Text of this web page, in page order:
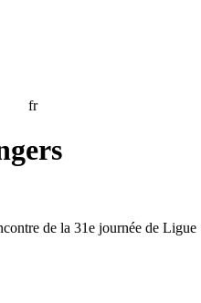
fr
de la 31e journée de